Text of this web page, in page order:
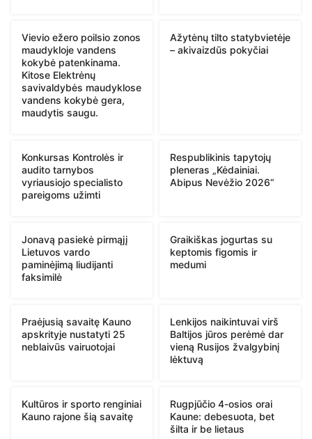
Vievio ežero poilsio zonos
maudykloje vandens
kokybė patenkinama.
Kitose Elektrėnų
savivaldybės maudyklose
vandens kokybė gera,
maudytis saugu.
Ažytėnų tilto statybvietėje
– akivaizdūs pokyčiai
Konkursas Kontrolės ir
audito tarnybos
vyriausiojo specialisto
pareigoms užimti
Respublikinis tapytojų
pleneras „Kėdainiai.
Abipus Nevėžio 2026“
Jonavą pasiekė pirmąjį
Lietuvos vardo
paminėjimą liudijanti
faksimilė
Graikiškas jogurtas su
keptomis figomis ir
medumi
Praėjusią savaitę Kauno
apskrityje nustatyti 25
neblaivūs vairuotojai
Lenkijos naikintuvai virš
Baltijos jūros perėmė dar
vieną Rusijos žvalgybinį
lėktuvą
Kultūros ir sporto renginiai
Kauno rajone šią savaitę
Rugpjūčio 4-osios orai
Kaune: debesuota, bet
šilta ir be lietaus